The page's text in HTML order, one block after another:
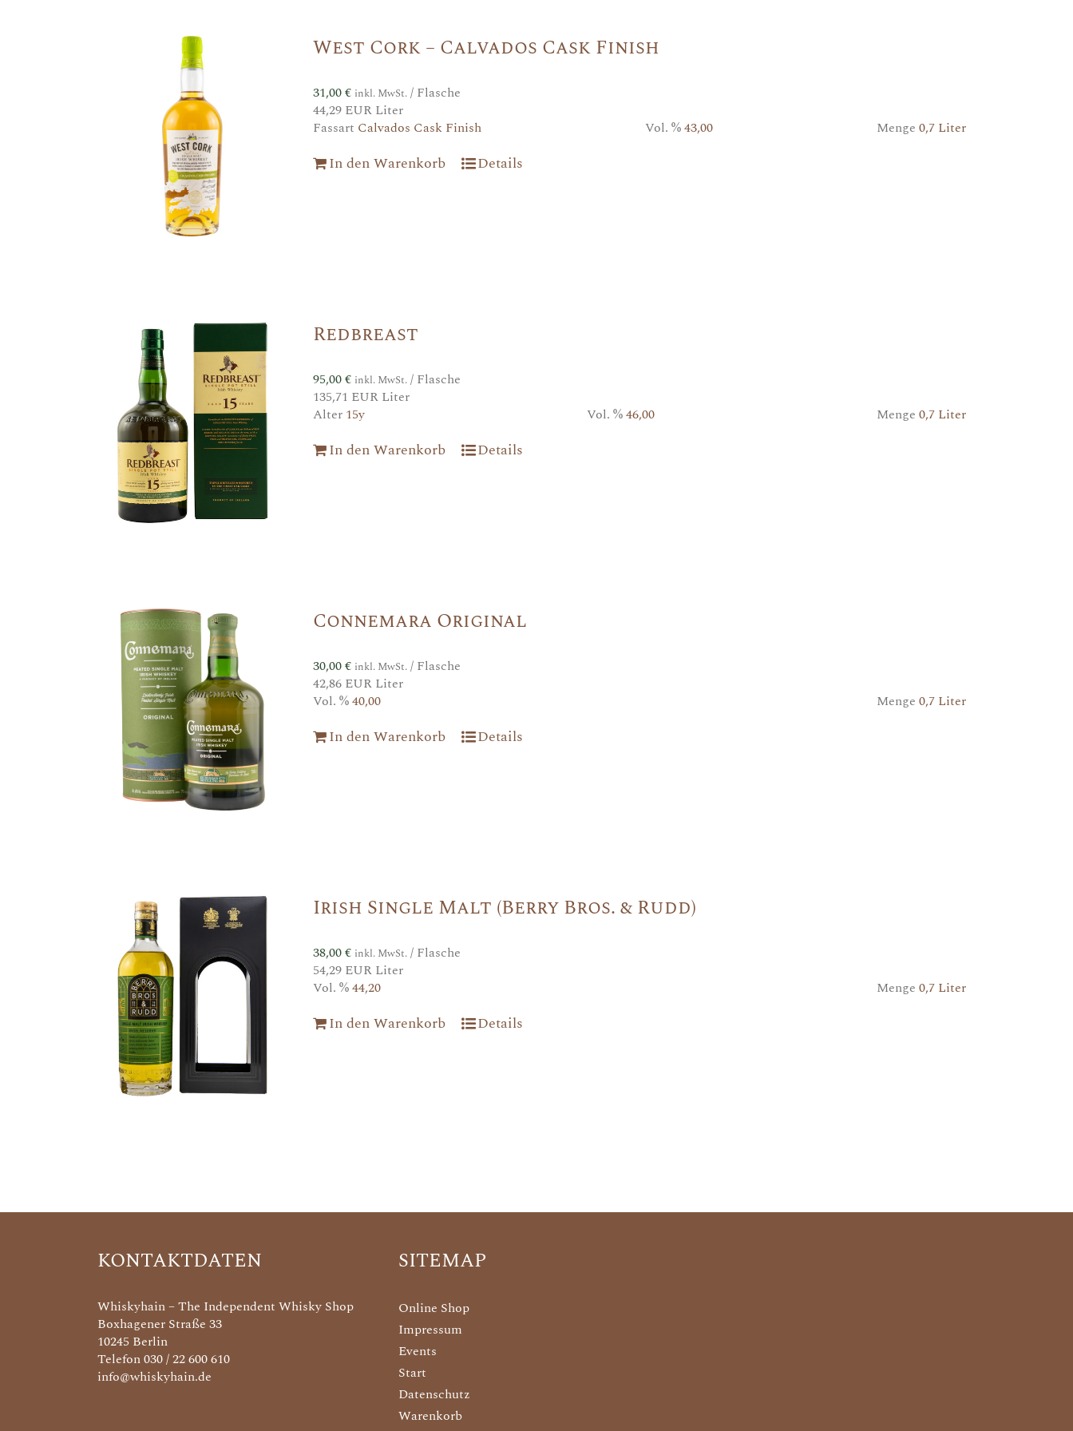
West Cork – Calvados Cask Finish
31,00€ inkl. MwSt./ Flasche
44,29 EUR Liter
Fassart Calvados Cask Finish Vol. %43,00 Menge 0,7 Liter
In den Warenkorb Details
Redbreast
95,00€ inkl. MwSt./ Flasche
135,71 EUR Liter
Alter 15y Vol. %46,00 Menge 0,7 Liter
In den Warenkorb Details
Connemara Original
30,00€ inkl. MwSt./ Flasche
42,86 EUR Liter
Vol. %40,00 Menge 0,7 Liter
In den Warenkorb Details
Irish Single Malt (Berry Bros. & Rudd)
38,00€ inkl. MwSt./ Flasche
54,29 EUR Liter
Vol. %44,20 Menge 0,7 Liter
In den Warenkorb Details
KONTAKTDATEN
Whiskyhain – The Independent Whisky Shop
Boxhagener Straße 33
10245 Berlin
Telefon 030 / 22 600 610
info@whiskyhain.de
SITEMAP
Online Shop
Impressum
Events
Start
Datenschutz
Warenkorb